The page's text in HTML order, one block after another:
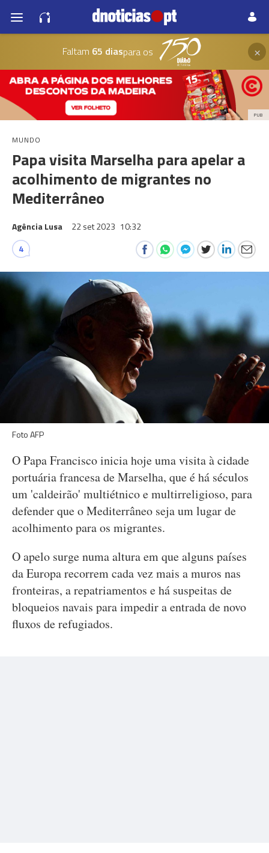
Faltam 65 diaspara os ×
PUB
MUNDO
Papa visita Marselha para apelar a
acolhimento de migrantes no
Mediterrâneo
Agência Lusa 22 set 2023 10:32
4
Foto AFP
O Papa Francisco inicia hoje uma visita à cidade
portuária francesa de Marselha, que é há séculos
um 'caldeirão' multiétnico e multirreligioso, para
defender que o Mediterrâneo seja um lugar de
acolhimento para os migrantes.
O apelo surge numa altura em que alguns países
da Europa recorrem cada vez mais a muros nas
fronteiras, a repatriamentos e há suspeitas de
bloqueios navais para impedir a entrada de novo
fluxos de refugiados.